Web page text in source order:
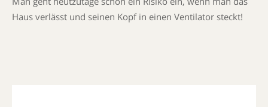
Haus verlässt und seinen Kopf in einen Ventilator steckt!